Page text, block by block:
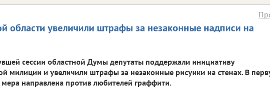
области увеличили штрафы за незаконные надписи на
сессии областной Думы депутаты поддержали инициативу
милиции и увеличили штрафы за незаконные рисунки на стенах. В
мера направлена против любителей граффити.